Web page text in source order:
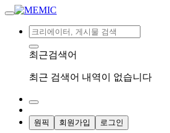
최근검색어
최근 검색어 내역이 없습니다
원픽 회원가입 로그인